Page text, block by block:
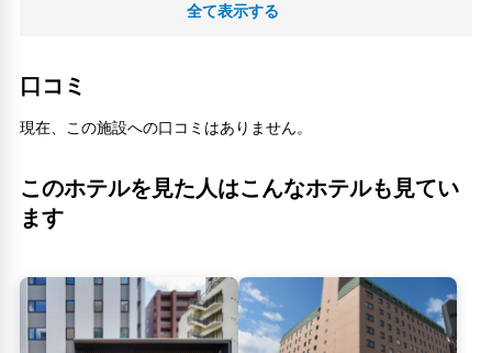
全て表示する
口コミ
現在、この施設への口コミはありません。
このホテルを見た人はこんなホテルも見てい
ます